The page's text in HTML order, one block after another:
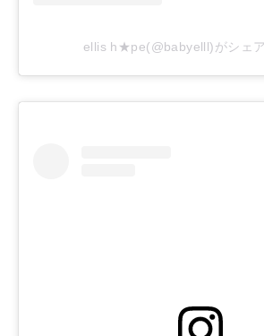
ellis h★pe(@babyelll)がシェ